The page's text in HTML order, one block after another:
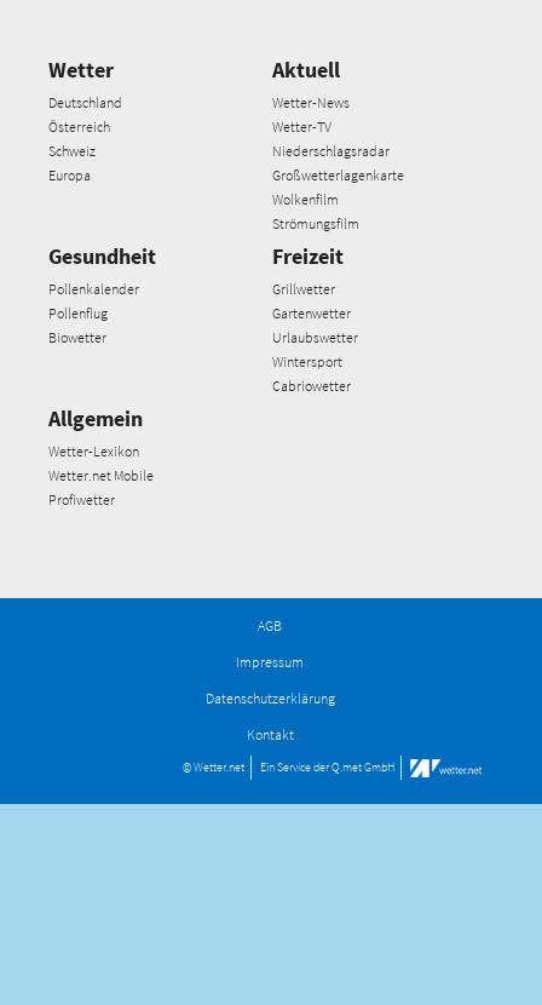
Wetter
Deutschland
Österreich
Schweiz
Europa
Aktuell
Wetter-News
Wetter-TV
Niederschlagsradar
Großwetterlagenkarte
Wolkenfilm
Strömungsfilm
Gesundheit
Pollenkalender
Pollenflug
Biowetter
Freizeit
Grillwetter
Gartenwetter
Urlaubswetter
Wintersport
Cabriowetter
Allgemein
Wetter-Lexikon
Wetter.net Mobile
Profiwetter
AGB
Impressum
Datenschutzerklärung
Kontakt
© Wetter.net Ein Service derQ.met GmbH